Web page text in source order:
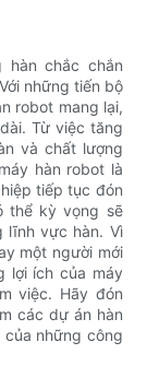
hàn chắc chắn
những tiến bộ
robot mang lại,
Từ việc tăng
và chất lượng
hàn robot là
tiếp tục đón
thể kỳ vọng sẽ
lĩnh vực hàn. Vì
một người mới
lợi ích của máy
việc. Hãy đón
các dự án hàn
những công